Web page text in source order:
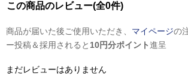
この商品のレビュー(全0件)
商品が届いた後ご使用いただき、 マイページの
ー投稿＆採用されると 10円分ポイント進呈
まだレビューはありません